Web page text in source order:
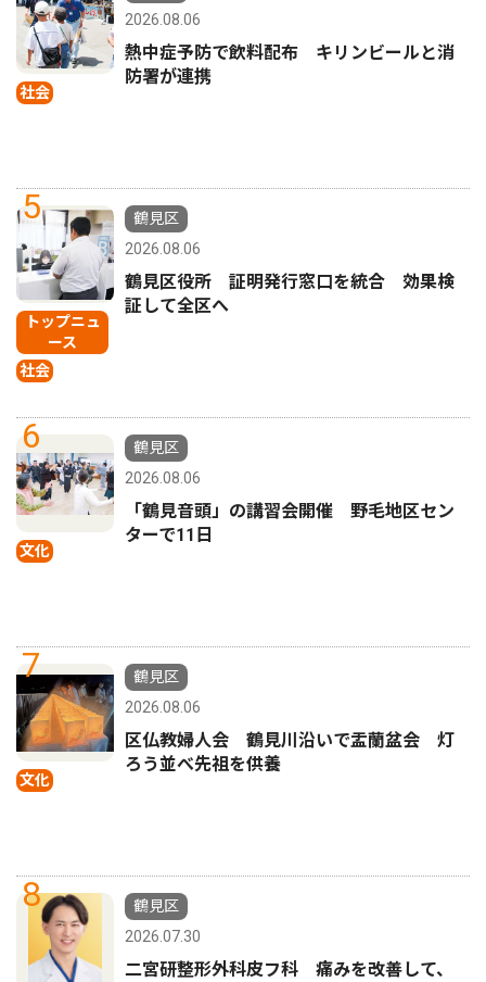
社会
2026.08.06
熱中症予防で飲料配布 キリンビールと消
防署が連携
5
トップニュ
ース
社会
鶴見区
2026.08.06
鶴見区役所 証明発行窓口を統合 効果検
証して全区へ
6
文化
鶴見区
2026.08.06
「鶴見音頭」の講習会開催 野毛地区セン
ターで11日
7
文化
鶴見区
2026.08.06
区仏教婦人会 鶴見川沿いで盂蘭盆会 灯
ろう並べ先祖を供養
8
鶴見区
2026.07.30
二宮研整形外科皮フ科 痛みを改善して、